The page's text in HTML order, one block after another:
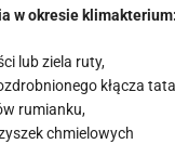
w okresie klimakterium:
lub ziela ruty,
kłącza
rumianku,
chmielowych